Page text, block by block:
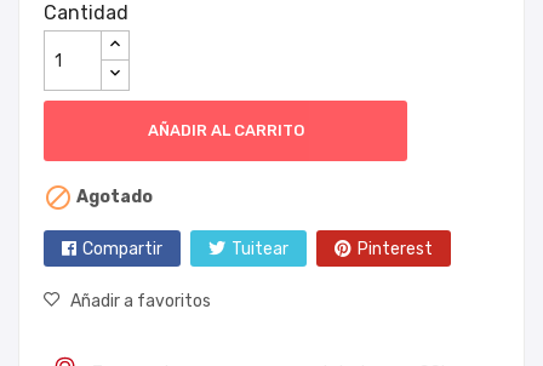
Cantidad
AÑADIR AL CARRITO
 Agotado
Compartir Tuitear Pinterest
Añadir a favoritos